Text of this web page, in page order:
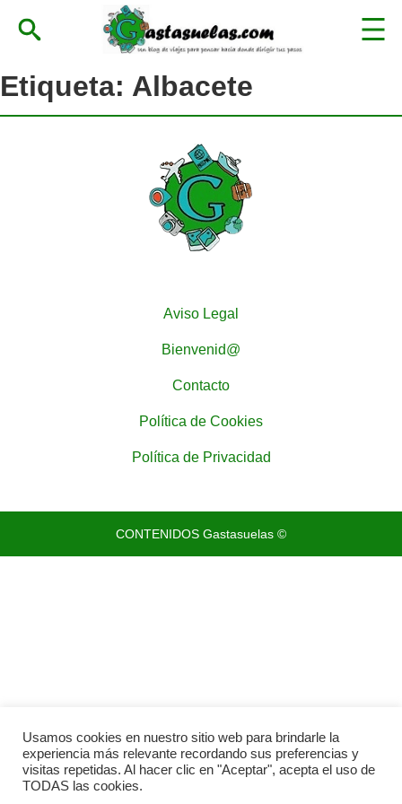
Etiqueta: Albacete
Aviso Legal
Bienvenid@
Contacto
Política de Cookies
Política de Privacidad
CONTENIDOS Gastasuelas ©
Usamos cookies en nuestro sitio web para brindarle la
experiencia más relevante recordando sus preferencias y
visitas repetidas. Al hacer clic en "Aceptar", acepta el uso de
TODAS las cookies.